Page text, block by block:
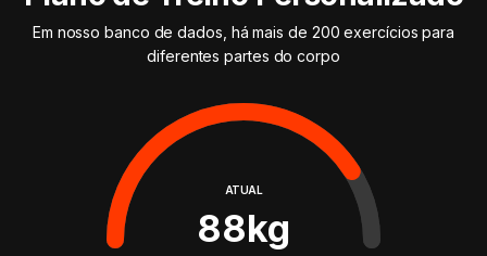
Em nosso banco de dados, há mais de 200 exercícios para
diferentes partes do corpo
ATUAL
88kg